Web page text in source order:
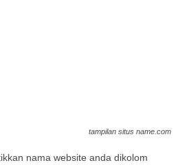
tampilan situs name.com
nama website anda dikolom